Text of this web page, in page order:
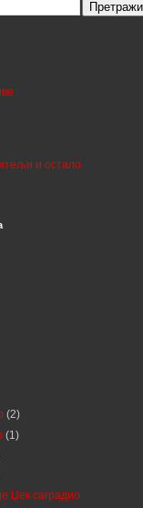
и остало
(2)
(1)
Џек саградио